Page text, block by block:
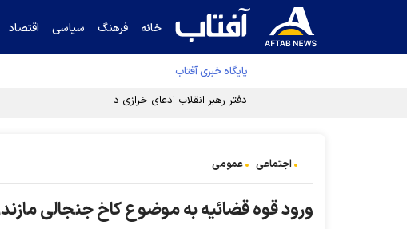
خانه فرهنگ سیاسی اقتصاد
پایگاه خبری آفتاب
دفتر رهبر انقلاب ادعای خرازی درباره پزشکیان را تکذیب کرد
اجتماعی عمومی
ورود قوه قضائیه به موضوع کاخ جنجالی